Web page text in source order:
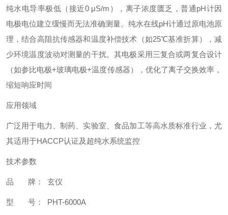
纯水电导率极低（接近0 μS/m），离子浓度匮乏，普通pH计因
电极电位建立缓慢而无法准确测量。纯水在线pH计通过原电池原
理，结合高阻抗传感器和温度补偿技术（如25℃基准折算），减
少环境温度波动对测量的干扰。其电极采用三复合或两复合设计
（如参比电极+玻璃电极+温度传感器），优化了离子交换效率，
缩短响应时间
应用领域
广泛用于电力、制药、实验室、食品加工等高水质标准行业，尤
其适用于HACCP认证及超纯水系统监控
技术参数
品 牌： 玄仪
型 号： PHT-6000A